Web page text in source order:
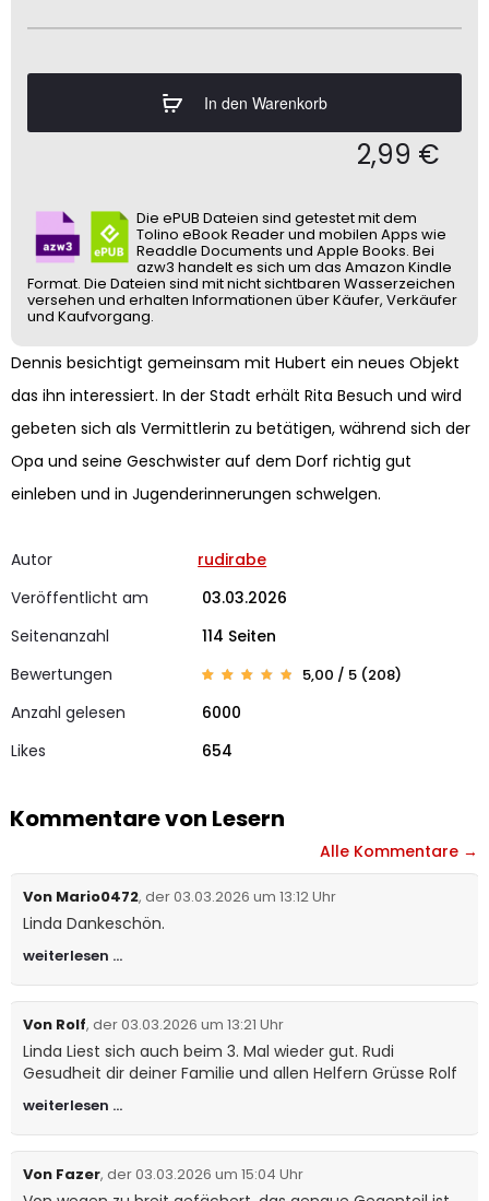
Dennis besichtigt gemeinsam mit Hubert ein neues Objekt
das ihn interessiert. In der Stadt erhält Rita Besuch und wird
gebeten sich als Vermittlerin zu betätigen, während sich der
Opa und seine Geschwister auf dem Dorf richtig gut
einleben und in Jugenderinnerungen schwelgen.
Autor
rudirabe
Veröffentlicht am
03.03.2026
Seitenanzahl
114 Seiten
Bewertungen
4.97
end auf
Kunden
5,00 / 5 (208)
Anzahl gelesen
6000
Likes
654
Kommentare von Lesern
Alle Kommentare →
Von Mario0472, der 03.03.2026 um 13:12 Uhr
Linda Dankeschön.
weiterlesen …
Von Rolf, der 03.03.2026 um 13:21 Uhr
Linda Liest sich auch beim 3. Mal wieder gut. Rudi
Gesudheit dir deiner Familie und allen Helfern Grüsse Rolf
weiterlesen …
Von Fazer, der 03.03.2026 um 15:04 Uhr
In den Warenkorb
2,99 €
Die ePUB Dateien sind getestet mit dem
Tolino eBook Reader und mobilen Apps wie
Readdle Documents und Apple Books. Bei
azw3 handelt es sich um das Amazon Kindle
Format. Die Dateien sind mit nicht sichtbaren Wasserzeichen
versehen und erhalten Informationen über Käufer, Verkäufer
und Kaufvorgang.